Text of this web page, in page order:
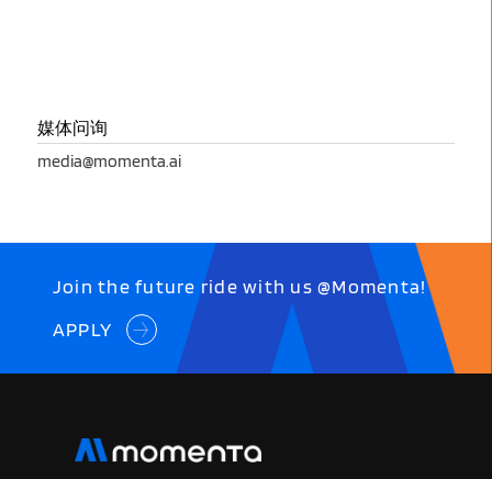
媒体问询
media@momenta.ai
Join the future ride with us @Momenta!
APPLY